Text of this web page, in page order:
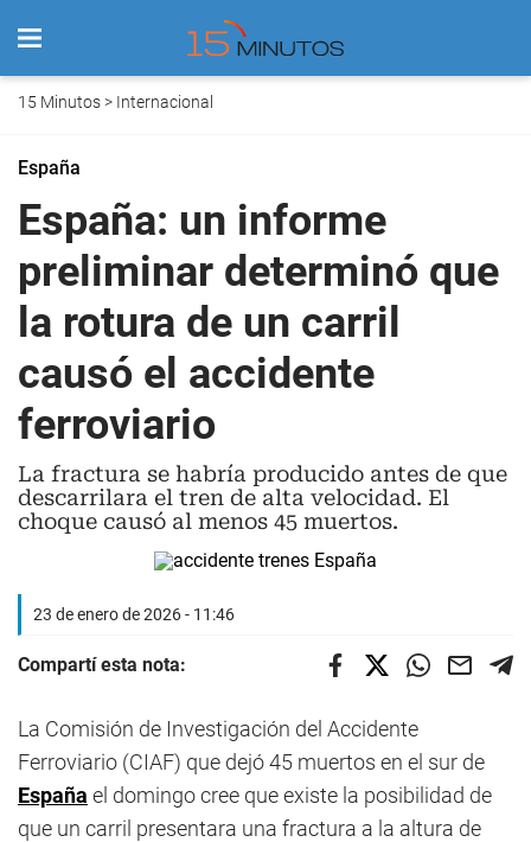
15 Minutos> Internacional
España
España: un informe
preliminar determinó que
la rotura de un carril
causó el accidente
ferroviario
La fractura se habría producido antes de que
descarrilara el tren de alta velocidad. El
choque causó al menos 45 muertos.
23 de enero de 2026 - 11:46
Compartí esta nota:
La Comisión de Investigación del Accidente
Ferroviario (CIAF) que dejó 45 muertos en el sur de
España el domingo cree que existe la posibilidad de
que un carril presentara una fractura a la altura de